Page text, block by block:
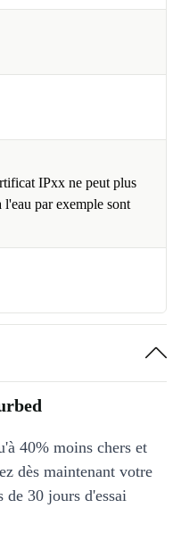
IPxx ne peut plus
l'eau par exemple sont
40% moins chers et
dès maintenant votre
de 30 jours d'essai